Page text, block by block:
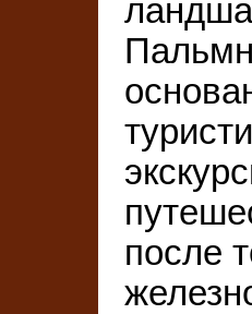
после